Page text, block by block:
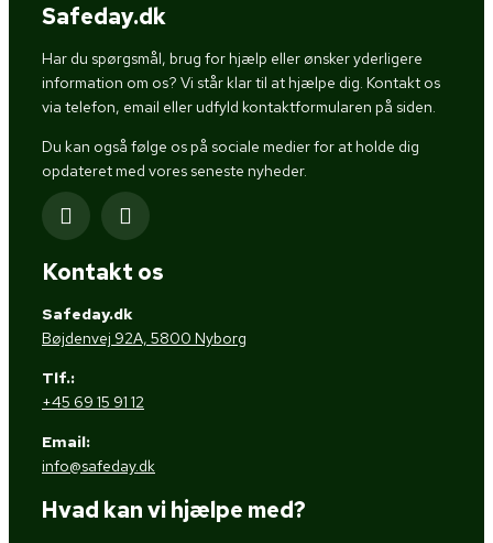
Safeday.dk
Har du spørgsmål, brug for hjælp eller ønsker yderligere
information om os? Vi står klar til at hjælpe dig. Kontakt os
via telefon, email eller udfyld kontaktformularen på siden.
Du kan også følge os på sociale medier for at holde dig
opdateret med vores seneste nyheder.
Kontakt os
Safeday.dk
Bøjdenvej 92A, 5800 Nyborg
Tlf.:
+45 69 15 91 12
Email:
info@safeday.dk
Hvad kan vi hjælpe med?